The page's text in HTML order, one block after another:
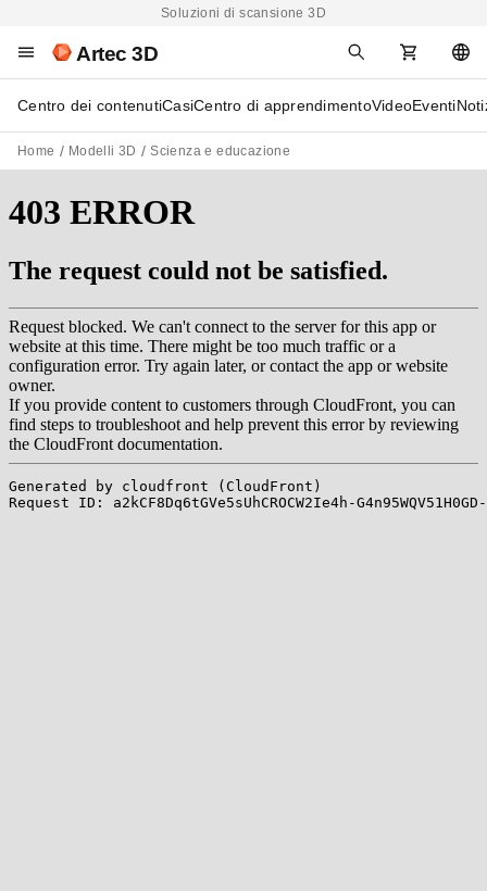
Soluzioni di scansione 3D
Artec 3D
Centro dei contenutiCasiCentro di apprendimentoVideoEventi
Home Modelli 3D Scienza e educazione